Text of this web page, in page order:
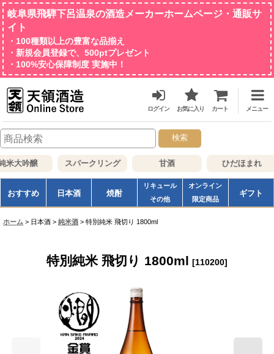
岐阜県飛騨下呂温泉の酒造メーカーホームページ・通販サ
イト
・100種類以上の豊富な品揃え
・新規会員登録で、500ptプレゼント
・100%安心保障制度 実施中！
ログイン お気に入り カート メニュー
検索
大吟醸 スパークリング 甘酒 ひだほまれ
おすすめ 日本酒 焼酎
リキュール
その他
オンライン
限定商品
ギフト
ホーム > 日本酒 > 純米酒 > 特別純米 飛切り 1800ml
特別純米 飛切り 1800ml [110200]